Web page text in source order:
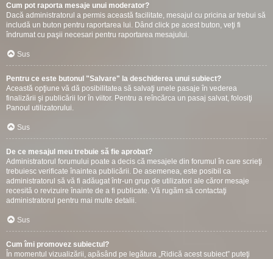
Cum pot raporta mesaje unui moderator?
Dacă administratorul a permis această facilitate, mesajul cu pricina ar trebui să
includă un buton pentru raportarea lui. Dând click pe acest buton, veţi fi
îndrumat cu paşii necesari pentru raportarea mesajului.
Sus
Pentru ce este butonul "Salvare" la deschiderea unui subiect?
Această opţiune vă dă posibilitatea să salvaţi unele pasaje în vederea
finalizării şi publicării lor în viitor. Pentru a reîncărca un pasaj salvat, folosiţi
Panoul utilizatorului.
Sus
De ce mesajul meu trebuie să fie aprobat?
Administratorul forumului poate a decis că mesajele din forumul în care scrieţi
trebuiesc verificate înaintea publicării. De asemenea, este posibil ca
administratorul să vă fi adăugat într-un grup de utilizatori ale căror mesaje
recesită o revizuire înainte de a fi publicate. Vă rugăm să contactaţi
administratorul pentru mai multe detalii.
Sus
Cum îmi promovez subiectul?
În momentul vizualizării, apăsând pe legătura „Ridică acest subiect” puteţi